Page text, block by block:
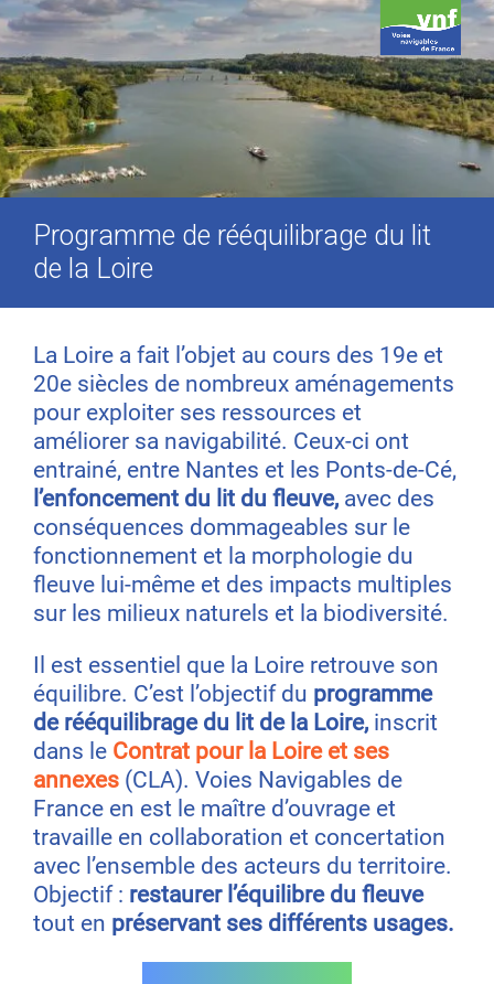
Programme de rééquilibrage du lit
de la Loire
La Loire a fait l’objet au cours des 19e et
20e siècles de nombreux aménagements
pour exploiter ses ressources et
améliorer sa navigabilité. Ceux-ci ont
entrainé, entre Nantes et les Ponts-de-Cé,
l’enfoncement du lit du fleuve, avec des
conséquences dommageables sur le
fonctionnement et la morphologie du
fleuve lui-même et des impacts multiples
sur les milieux naturels et la biodiversité.
Il est essentiel que la Loire retrouve son
équilibre. C’est l’objectif du programme
de rééquilibrage du lit de la Loire, inscrit
dans le Contrat pour la Loire et ses
annexes (CLA). Voies Navigables de
France en est le maître d’ouvrage et
travaille en collaboration et concertation
avec l’ensemble des acteurs du territoire.
Objectif : restaurer l’équilibre du fleuve
tout en préservant ses différents usages.